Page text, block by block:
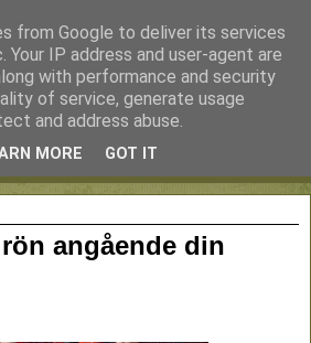
angående din
from Google to deliver its services
Your IP address and user-agent are
with performance and security
of service, generate usage
and address abuse.
MORE GOT IT